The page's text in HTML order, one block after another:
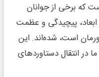
که برخی از جوانان
ابعاد، پیچیدگی و عظمت
است، شده‌اند. این
انتقال دستاوردهای